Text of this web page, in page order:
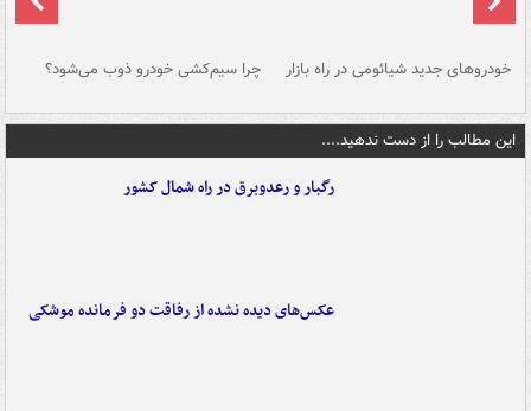
خودروهای جدید شیائومی در راه بازار چرا سیم‌کشی خودرو ذوب می‌شود؟
این مطالب را از دست ندهید....
رگبار و رعدوبرق در راه شمال کشور
عکس‌های دیده نشده از رفاقت دو فرمانده‌ موشکی